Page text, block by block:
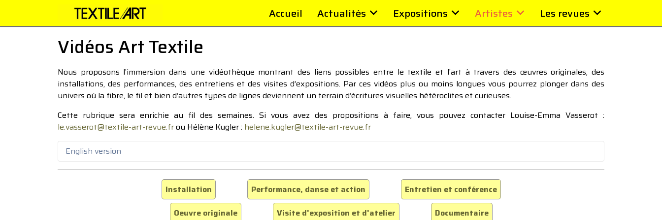
Accueil Actualités Expositions Artistes Les revues
Vidéos Art Textile
Nous proposons l’immersion dans une vidéothèque montrant des liens possibles entre le textile et l’art à travers des œuvres originales, des
installations, des performances, des entretiens et des visites d’expositions. Par ces vidéos plus ou moins longues vous pourrez plonger dans des
univers où la fibre, le fil et bien d’autres types de lignes deviennent un terrain d’écritures visuelles hétéroclites et curieuses.
Cette rubrique sera enrichie au fil des semaines. Si vous avez des propositions à faire, vous pouvez contacter Louise-Emma Vasserot :
le.vasserot@textile-art-revue.frou Hélène Kugler : helene.kugler@textile-art-revue.fr
English version
Installation Performance, danse et action
Entretien et conférence
Oeuvre originale
Visite d'exposition et d'atelier Documentaire